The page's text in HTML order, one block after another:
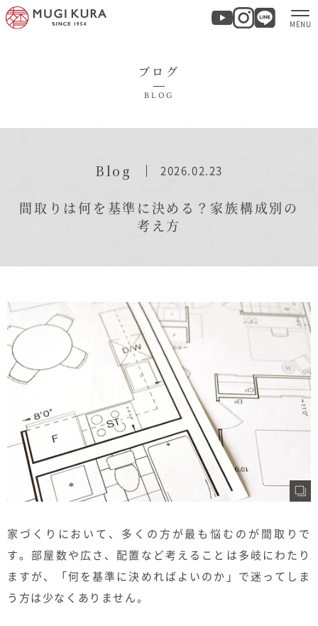
商品紹介
むぎくらについて
ニュース ブログ
イベント
オーナー様Q&A
お問い合わせ
お電話での
お問い合わ
0120-37-
ブログ
BLOG
Blog 2026.02.23
間取りは何を基準に決める？家族構成別の
考え方
家づくりにおいて、多くの方が最も悩むのが間取りで
す。部屋数や広さ、配置など考えることは多岐にわたり
ますが、「何を基準に決めればよいのか」で迷ってしま
う方は少なくありません。